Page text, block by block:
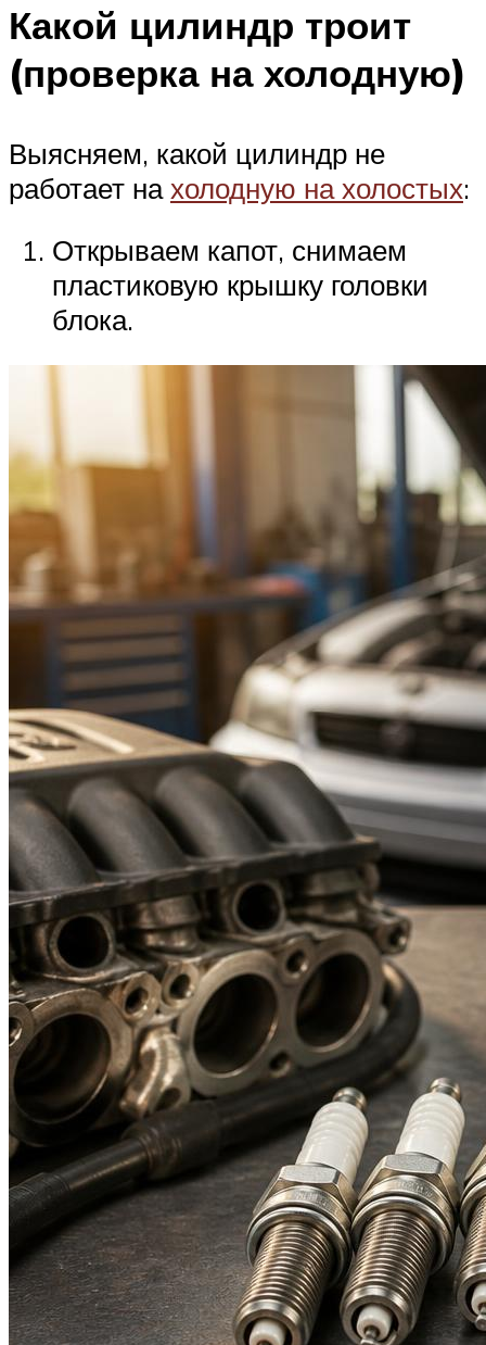
Какой цилиндр троит
(проверка на холодную)
Выясняем, какой цилиндр не
работает нахолодную на холостых:
Открываем капот, снимаем
пластиковую крышку головки
блока.